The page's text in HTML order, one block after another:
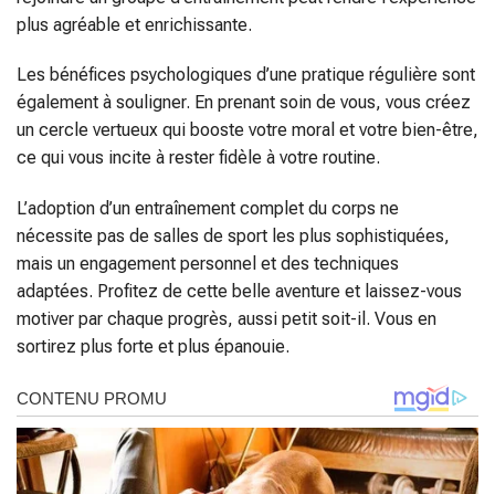
plus agréable et enrichissante.
Les bénéfices psychologiques d’une pratique régulière sont
également à souligner. En prenant soin de vous, vous créez
un cercle vertueux qui booste votre moral et votre bien-être,
ce qui vous incite à rester fidèle à votre routine.
L’adoption d’un entraînement complet du corps ne
nécessite pas de salles de sport les plus sophistiquées,
mais un engagement personnel et des techniques
adaptées. Profitez de cette belle aventure et laissez-vous
motiver par chaque progrès, aussi petit soit-il. Vous en
sortirez plus forte et plus épanouie.